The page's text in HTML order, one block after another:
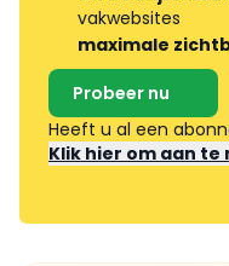
vakwebsites
maximale
Probeer nu
Heeft u al een
Klik hier om aan te